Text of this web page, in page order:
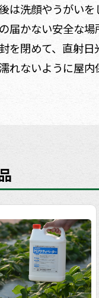
は洗顔やうがい
届かない安全な場
を閉めて、直射
れないように屋内